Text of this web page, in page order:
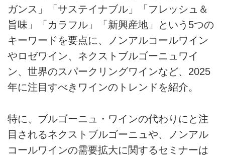
ガンス」「サステイナブル」「フレッシュ＆
旨味」「カラフル」「新興産地」という5つの
キーワードを要点に、ノンアルコールワイン
やロゼワイン、ネクストブルゴーニュワイ
ン、世界のスパークリングワインなど、2025
年に注目すべきワインのトレンドを紹介。
特に、ブルゴーニュ・ワインの代わりにと注
目されるネクストブルゴーニュや、ノンアル
コールワインの需要拡大に関するセミナーは